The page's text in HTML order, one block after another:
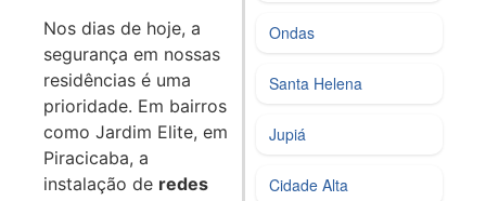
Nos dias de hoje, a
segurança em nossas
residências é uma
prioridade. Em bairros
como Jardim Elite, em
Piracicaba, a
instalação de redes
Ondas
Santa Helena
Jupiá
Cidade Alta